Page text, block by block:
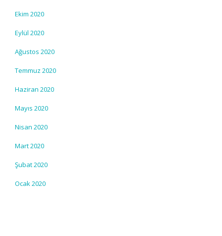
Ekim 2020
Eylül 2020
Ağustos 2020
Temmuz 2020
Haziran 2020
Mayıs 2020
Nisan 2020
Mart 2020
Şubat 2020
Ocak 2020